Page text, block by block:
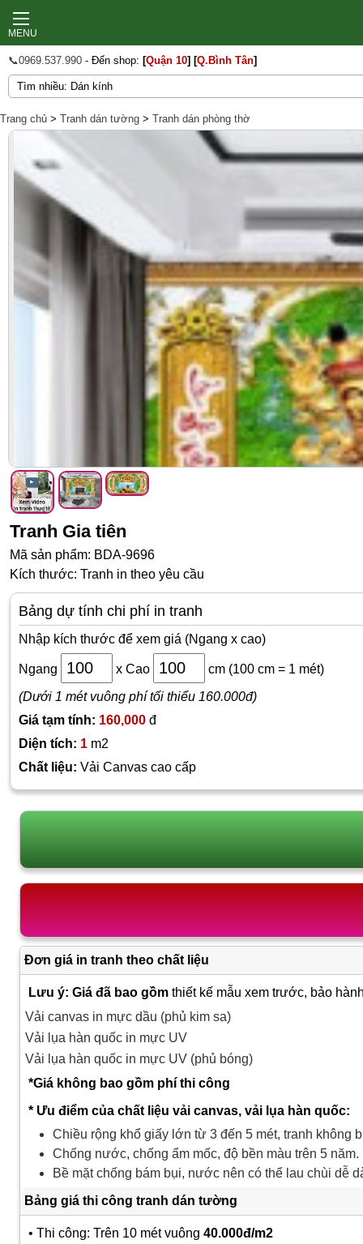
MENU
📞0969.537.990 - Đến shop: [Quận 10] [Q.Bình Tân]
Trang chủ > Tranh dán tường > Tranh dán phòng thờ
Tranh Gia tiên
Mã sản phẩm: BDA-9696
Kích thước: Tranh in theo yêu cầu
Bảng dự tính chi phí in tranh
Nhập kích thước để xem giá (Ngang x cao)
Ngang x Cao cm (100 cm = 1 mét)
(Dưới 1 mét vuông phí tối thiểu 160.000đ)
Giá tạm tính: 160,000 đ
Diện tích: 1 m2
Chất liệu: Vải Canvas cao cấp
Đơn giá in tranh theo chất liệu
Lưu ý: Giá đã bao gồmthiết kế mẫu xem trước, bảo
Vải canvas in mực dầu (phủ kim sa)
Vải lụa hàn quốc in mực UV
Vải lụa hàn quốc in mực UV (phủ bóng)
*Giá không bao gồm phí thi công
* Ưu điểm của chất liệu vải canvas, vải lụa hàn quốc:
Chiều rộng khổ giấy lớn từ 3 đến 5 mét, tranh không
Chống nước, chống ẩm mốc, độ bền màu trên 5 năm.
Bề mặt chống bám bụi, nước nên có thể lau chùi dễ
Bảng giá thi công tranh dán tường
• Thi công: Trên 10 mét vuông 40.000đ/m2